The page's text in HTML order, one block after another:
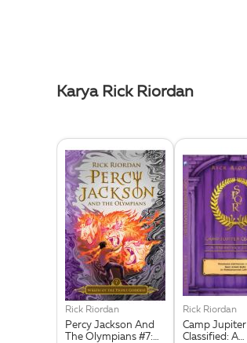
Karya Rick Riordan
Rick Riordan
Percy Jackson And
The Olympians #7:
Rick Riordan
Camp Jupiter
Classified: A